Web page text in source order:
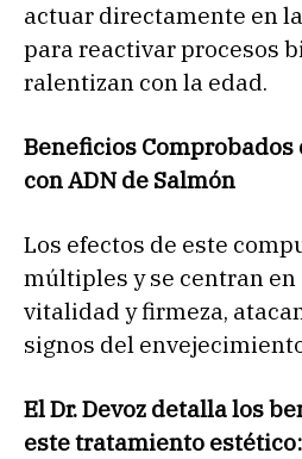
actuar directamente en
para reactivar procesos
ralentizan con la edad.
Beneficios
con ADN de Salmón
Los efectos de este
múltiples y se centran
vitalidad y firmeza,
signos del
El Dr. Devoz detalla los
este tratamiento estético: